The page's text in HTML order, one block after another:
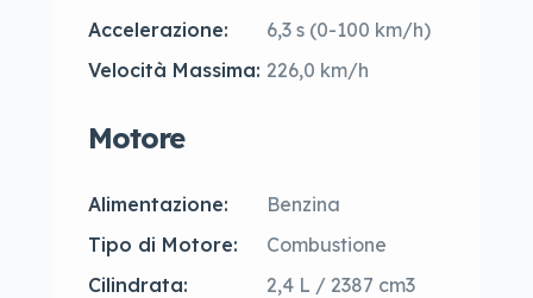
Accelerazione:
6,3 s (0-100 km/h)
Velocità Massima: 226,0 km/h
Motore
Alimentazione:
Benzina
Tipo di Motore:
Combustione
Cilindrata:
2,4 L / 2387 cm3